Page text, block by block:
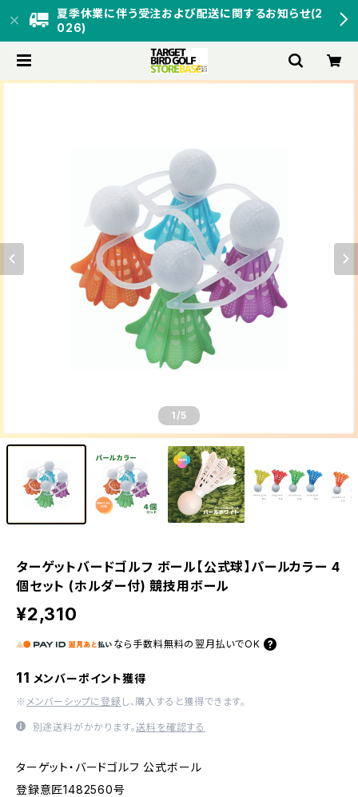
夏季休業に伴う受注および配送に関するお知らせ(2
026)
1 /5
ターゲットバードゴルフ ボール【公式球】パールカラー 4
個セット (ホルダー付) 競技用ボール
¥2,310
なら 手数料無料の 翌月払いでOK
11 メンバーポイント獲得
※ メンバーシップに登録 し、購入すると獲得できます。
別途送料がかかります。送料を確認する
ターゲット・バードゴルフ 公式ボール
登録意匠1482560号